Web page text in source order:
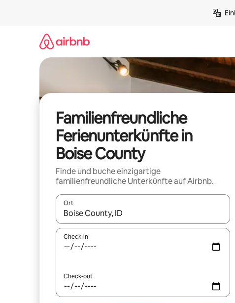
Familienfreundliche
Ferienunterkünfte in
Boise County
Finde und buche einzigartige
familienfreundliche Unterkünfte auf Airbnb.
Ort
Wenn Ergebnisse verfügbar sind, navigiere mit den
Check-in
Check-out